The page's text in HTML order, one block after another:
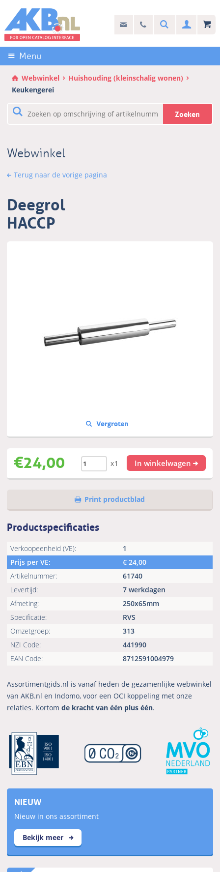
links
over
Direct
naar
de
inhoud
Direct
het
info@akb.nl
Stel uw vraag
030 69 50 814Search
Menu
Webwinkel
Huishouding (kleinschalig wonen)
Keukengerei
Zoeken
Webwinkel
Terug naar de vorige pagina
Deegrol
HACCP
€24,00 x1 In winkelwagen
Print productblad
Productspecificaties
Verkoopeenheid (VE):
1
Prijs per VE:
€24,00
Artikelnummer:
61740
Levertijd:
7 werkdagen
Afmeting:
250x65mm
Specificatie:
RVS
Omzetgroep:
313
NZI Code:
441990
EAN Code:
8712591004979
Assortimentgids.nl is vanaf heden de gezamenlijke webwinkel
van AKB.nl en Indomo, voor een OCI koppeling met onze
relaties. Kortomde kracht van één plus één.
NIEUW
Nieuw in ons assortiment
Bekijk meer